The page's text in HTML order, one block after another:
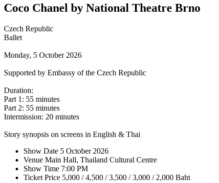
Coco Chanel by National Theatre Brno
Czech Republic
Ballet
Monday, 5 October 2026
Supported by Embassy of the Czech Republic
Duration:
Part 1: 55 minutes
Part 2: 55 minutes
Intermission: 20 minutes
Story synopsis on screens in English & Thai
Show Date 5 October 2026
Venue Main Hall, Thailand Cultural Centre
Show Time 7:00 PM
Ticket Price 5,000 / 4,500 / 3,500 / 3,000 / 2,000 Baht